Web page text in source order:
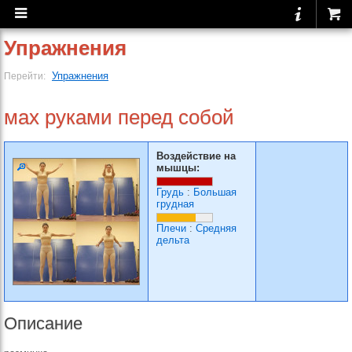
Упражнения
Перейти: Упражнения
мах руками перед собой
Воздействие на
мышцы:
Грудь : Большая
грудная
Плечи : Средняя
дельта
Описание